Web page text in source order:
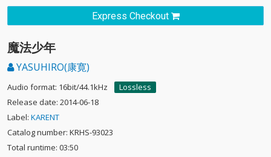
Express Checkout
魔法少年
YASUHIRO(康寛)
Audio format: 16bit/44.1kHz
Lossless
Release date: 2014-06-18
Label: KARENT
Catalog number: KRHS-93023
Total runtime: 03:50